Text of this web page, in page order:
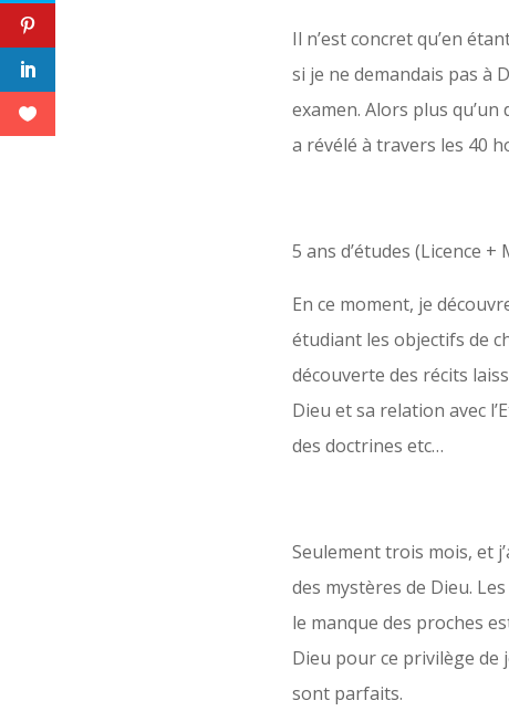
Il n’est concret qu’en
si je ne demandais pas à
examen. Alors plus
a révélé à travers les 40
5 ans d’études (Licence
En ce moment, je
étudiant les objectifs de
découverte des récits
Dieu et sa relation avec
des doctrines etc…
Seulement trois mois, et
des mystères de Dieu.
le manque des proches
Dieu pour ce privilège de
sont parfaits.